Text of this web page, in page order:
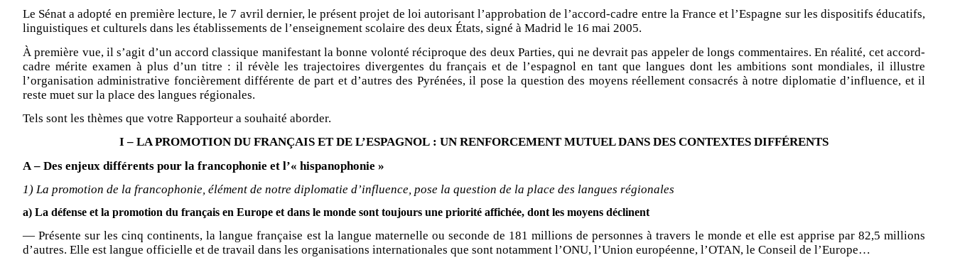
Le Sénat a adopté en première lecture, le 7 avril dernier, le présent projet de loi autorisant l’approbation de l’accord-cadre entre la France et l’Espagne sur les dispositifs éducatifs,
linguistiques et culturels dans les établissements de l’enseignement scolaire des deux États, signé à Madrid le 16 mai 2005.
À première vue, il s’agit d’un accord classique manifestant la bonne volonté réciproque des deux Parties, qui ne devrait pas appeler de longs commentaires. En réalité, cet accord-
cadre mérite examen à plus d’un titre : il révèle les trajectoires divergentes du français et de l’espagnol en tant que langues dont les ambitions sont mondiales, il illustre
l’organisation administrative foncièrement différente de part et d’autres des Pyrénées, il pose la question des moyens réellement consacrés à notre diplomatie d’influence, et il
reste muet sur la place des langues régionales.
Tels sont les thèmes que votre Rapporteur a souhaité aborder.
I – LA PROMOTION DU FRANÇAIS ET DE L’ESPAGNOL : UN RENFORCEMENT MUTUEL DANS DES CONTEXTES DIFFÉRENTS
A – Des enjeux différents pour la francophonie et l’« hispanophonie »
1) La promotion de la francophonie, élément de notre diplomatie d’influence, pose la question de la place des langues régionales
a) La défense et la promotion du français en Europe et dans le monde sont toujours une priorité affichée, dont les moyens déclinent
— Présente sur les cinq continents, la langue française est la langue maternelle ou seconde de 181 millions de personnes à travers le monde et elle est apprise par 82,5 millions
d’autres. Elle est langue officielle et de travail dans les organisations internationales que sont notamment l’ONU, l’Union européenne, l’OTAN, le Conseil de l’Europe…